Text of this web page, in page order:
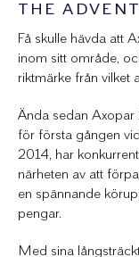
THE
Få skulle hävda att
inom sitt område,
riktmärke från vilket
Ända sedan Axopar
för första gången
2014, har
närheten av att
en spännande
pengar.
Med sina